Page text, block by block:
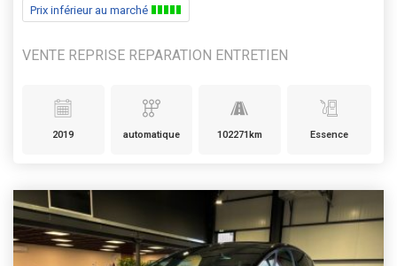
Prix inférieur au marché
VENTE REPRISE REPARATION ENTRETIEN
2019 automatique 102271km Essence